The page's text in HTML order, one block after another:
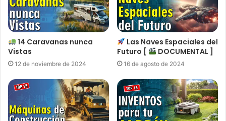
14 Caravanas nunca
Vistas
12 de noviembre de 2024
Las Naves Espaciales del
Futuro [
DOCUMENTAL ]
16 de agosto de 2024